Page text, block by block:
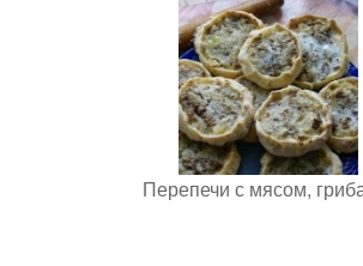
Перепечи с мясом,